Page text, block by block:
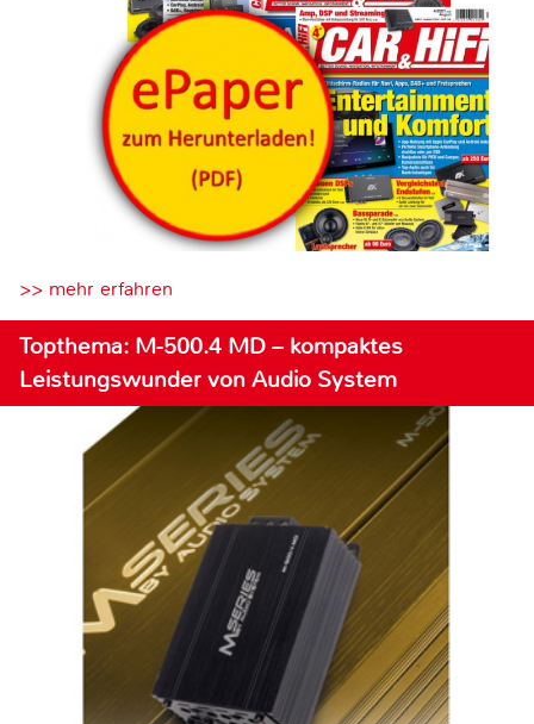
>> mehr erfahren
Topthema: M-500.4 MD – kompaktes
Leistungswunder von Audio System